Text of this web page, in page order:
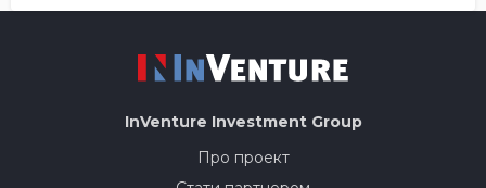
InVenture Investment Group
Про проект